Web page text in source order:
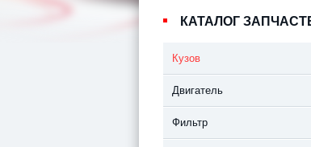
КАТАЛОГ
Кузов
Двигатель
Фильтр